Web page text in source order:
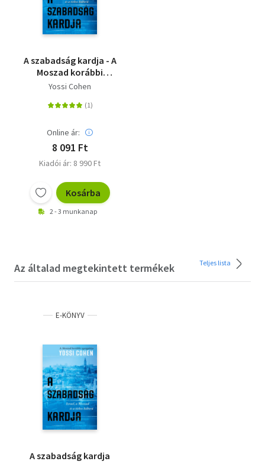
A szabadság kardja - A
Moszad korábbi
igazgatója - Izrael, a
háború
Yossi Cohen
Online ár:
8 091 Ft
Kiadói ár: 8 990 Ft
Kosárba
2 - 3 munkanap
Az általad megtekintett termékek Teljes lista
E-KÖNYV
A szabadság kardja